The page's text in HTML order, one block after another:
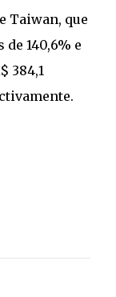
Taiwan, que
140,6% e
384,1